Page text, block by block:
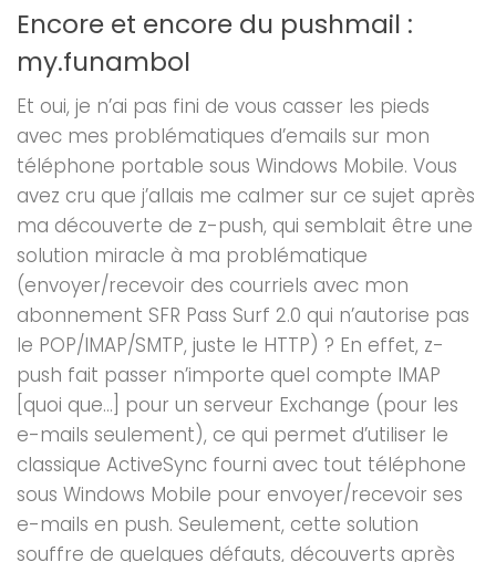
Encore et encore du pushmail :
my.funambol
Et oui, je n’ai pas fini de vous casser les pieds
avec mes problématiques d’emails sur mon
téléphone portable sous Windows Mobile. Vous
avez cru que j’allais me calmer sur ce sujet après
ma découverte de z-push, qui semblait être une
solution miracle à ma problématique
(envoyer/recevoir des courriels avec mon
abonnement SFR Pass Surf 2.0 qui n’autorise pas
le POP/IMAP/SMTP, juste le HTTP) ? En effet, z-
push fait passer n’importe quel compte IMAP
[quoi que…] pour un serveur Exchange (pour les
e-mails seulement), ce qui permet d’utiliser le
classique ActiveSync fourni avec tout téléphone
sous Windows Mobile pour envoyer/recevoir ses
e-mails en push. Seulement, cette solution
souffre de quelques défauts, découverts après